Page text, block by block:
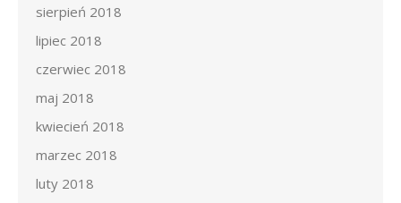
sierpień 2018
lipiec 2018
czerwiec 2018
maj 2018
kwiecień 2018
marzec 2018
luty 2018